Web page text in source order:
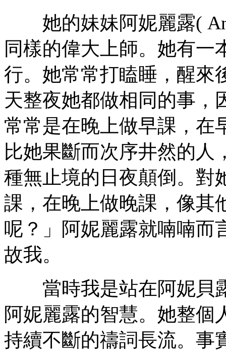
她的妹妹阿妮麗露(
同樣的偉大上師。她有一
行。她常常打瞌睡，醒來
天整夜她都做相同的事，
常常是在晚上做早課，在
比她果斷而次序井然的人
種無止境的日夜顛倒。對
課，在晚上做晚課，像其
呢？」阿妮麗露就喃喃
故我。
當時我是站在阿妮貝
阿妮麗露的智慧。她整個
持續不斷的禱詞長流。事